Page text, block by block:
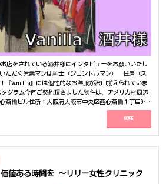
店をされている酒井様にインタビューをお願いいたし
ただく営業マンは紳士（ジェントルマン） 住居（ス
『Vanilla』には個性的なお洋服が沢山揃えられていま
ラム今回ご契約頂きました物件は、アメリカ村周辺
斎橋ビル住所：大阪府大阪市中央区西心斎橋１丁目9番
ましたお部屋は別区画になります。 【Vaniilaにつ
『日本に取り扱っていないセレクトのブランドばかり
外からの物ですね。』住居『どちらの国から仕入れを
す。』住居『現地にとなると、また大変ですね』『因
なりますでしょうか。』酒井様『そうですね、、メン
メインでお客様の年齢層としては40代～60代の方です
れないですね。』『やはり40代ともなるとブランド物
MORE
値ある時間を ～リリー女性クリニック